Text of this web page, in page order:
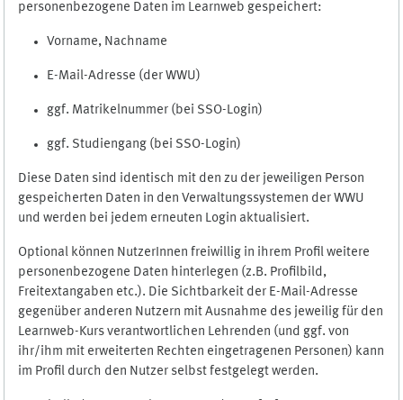
personenbezogene Daten im Learnweb gespeichert:
Vorname, Nachname
E-Mail-Adresse (der WWU)
ggf. Matrikelnummer (bei SSO-Login)
ggf. Studiengang (bei SSO-Login)
Diese Daten sind identisch mit den zu der jeweiligen Person
gespeicherten Daten in den Verwaltungssystemen der WWU
und werden bei jedem erneuten Login aktualisiert.
Optional können NutzerInnen freiwillig in ihrem Profil weitere
personenbezogene Daten hinterlegen (z.B. Profilbild,
Freitextangaben etc.). Die Sichtbarkeit der E-Mail-Adresse
gegenüber anderen Nutzern mit Ausnahme des jeweilig für den
Learnweb-Kurs verantwortlichen Lehrenden (und ggf. von
ihr/ihm mit erweiterten Rechten eingetragenen Personen) kann
im Profil durch den Nutzer selbst festgelegt werden.